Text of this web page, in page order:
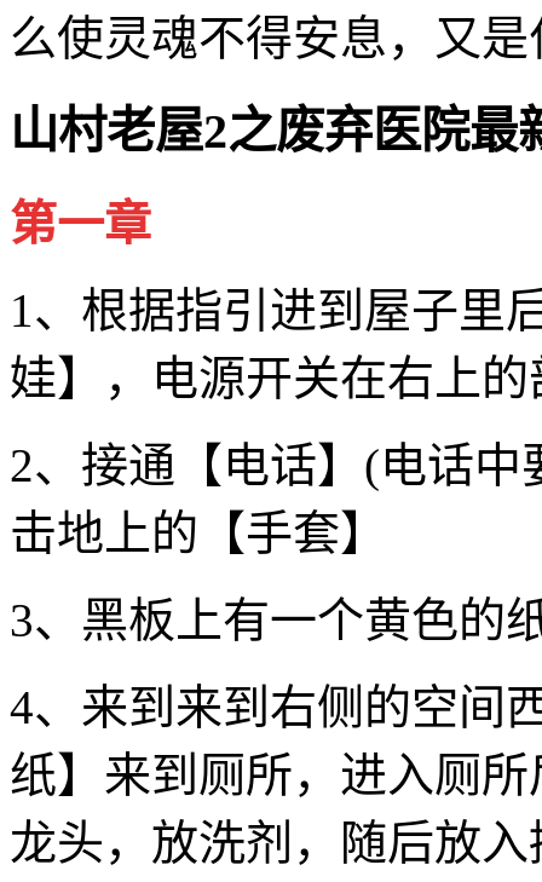
么使灵魂不得安息，又
山村老屋2之废弃医院最
第一章
1、根据指引进到屋子里
娃】，电源开关在右上的
2、接通【电话】(电话
击地上的【手套】
3、黑板上有一个黄色的
4、来到来到右侧的空间
纸】来到厕所，进入厕
龙头，放洗剂，随后放